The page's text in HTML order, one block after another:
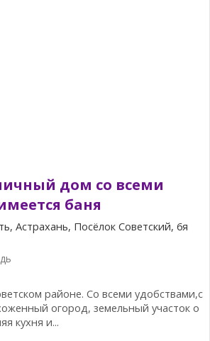
дом со всеми
баня
Астрахань, Посёлок Советский, 6я
районе. Со всеми удобствами,с
огород, земельный участок о
кухня и...